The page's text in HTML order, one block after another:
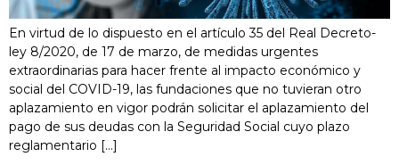
En virtud de lo dispuesto en el artículo 35 del Real Decreto-
ley 8/2020, de 17 de marzo, de medidas urgentes
extraordinarias para hacer frente al impacto económico y
social del COVID-19, las fundaciones que no tuvieran otro
aplazamiento en vigor podrán solicitar el aplazamiento del
pago de sus deudas con la Seguridad Social cuyo plazo
reglamentario […]